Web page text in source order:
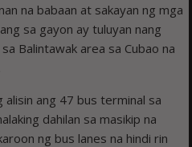
na babaan at sakayan ng mga
sa gayon ay tuluyan nang
Balintawak area sa Cubao na
alisin ang 47 bus terminal sa
dahilan sa masikip na
ng bus lanes na hindi rin